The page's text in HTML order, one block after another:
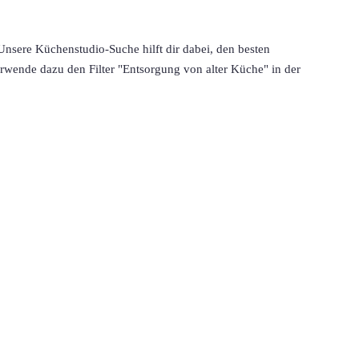
Küchenstudio-Suche hilft dir dabei, den besten
dazu den Filter "Entsorgung von alter Küche" in der